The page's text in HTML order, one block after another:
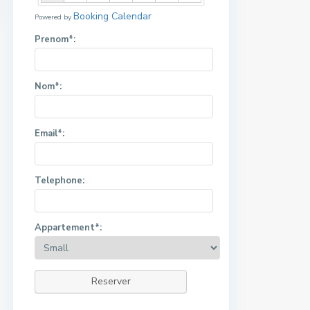
Powered by Booking Calendar
Prenom*:
Nom*:
Email*:
Telephone:
Appartement*:
Reserver
Nos Appartements
Familial